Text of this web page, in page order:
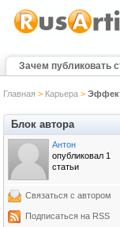
Зачем публиковать
Главная > Карьера>
Блок автора
Антон
опубликовал 1
статьи
Связаться с автором
Подписаться на RSS